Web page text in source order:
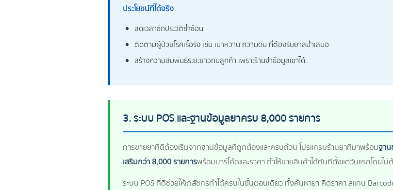
ประโยชน์ที่ได้จริง
ลดเวลาซักประวัติซ้ำซ้อน
ติดตามผู้ป่วยโรคเรื้อรัง เช่น เบาหวาน ความดัน ที่ต้องรับยาสม่ำเสมอ
สร้างความสัมพันธ์ระยะยาวกับลูกค้า เพราะร้านจำข้อมูลเขาได้
3. ระบบ POS และฐานข้อมูลยาครบ 8,000 รายการ
การขายยาที่ดีต้องเริ่มจากฐานข้อมูลที่ถูกต้องและครบถ้วน โปรแกรมร้านยาที่มาพร้อมฐา
เสริมกว่า 8,000 รายการพร้อมบาร์โค้ดและราคา ทำให้ขายสินค้าได้ทันทีตั้งแต่วันแรกโดยไ
ระบบ POS ที่ดีช่วยให้เภสัชกรทำได้ครบในขั้นตอนเดียว ทั้งค้นหายา คิดราคา สแกน